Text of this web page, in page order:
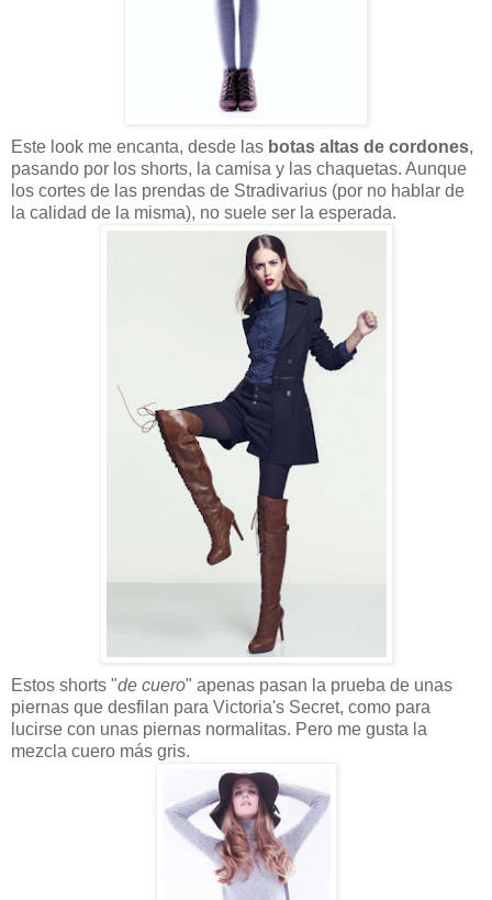
Este look me encanta, desde las botas altas de cordones,
pasando por los shorts, la camisa y las chaquetas. Aunque
los cortes de las prendas de Stradivarius (por no hablar de
la calidad de la misma), no suele ser la esperada.
Estos shorts "de cuero" apenas pasan la prueba de unas
piernas que desfilan para Victoria's Secret, como para
lucirse con unas piernas normalitas. Pero me gusta la
mezcla cuero más gris.